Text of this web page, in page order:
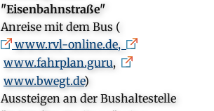
"Eisenbahnstraße"
Anreise mit dem Bus (
www.rvl-online.de,
www.fahrplan.guru,
www.bwegt.de)
Aussteigen an der Bushaltestelle